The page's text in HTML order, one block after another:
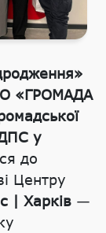
«ГРОМАДА
у
до
Центру
| Харків —